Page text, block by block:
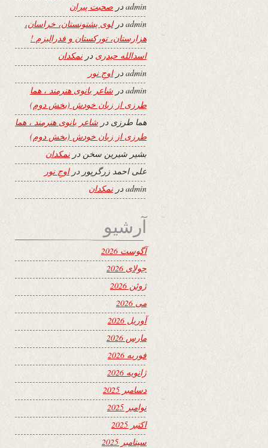
adminدر صحبت پیران
adminدرلوی پشتونستان، خراسان،
هزارستان، تورکستان و فدرالیزم !
اسدالله حیدری درنمکدان
adminدراوجِ نور
adminدر شاعر بانوی هنرمند ، هما
طرزی از زبان خودش (بخش دوم)
هما طرزی در شاعر بانوی هنرمند ، هما
طرزی از زبان خودش (بخش دوم)
بشیر شیرین سخن درنمکدان
علی احمد زرگرپور دراوجِ نور
adminدرنمکدان
آرشیو
آگوست 2026
جولای 2026
ژوئن 2026
می 2026
آوریل 2026
مارس 2026
فوریه 2026
ژانویه 2026
دسامبر 2025
نوامبر 2025
اکتبر 2025
سپتامبر 2025